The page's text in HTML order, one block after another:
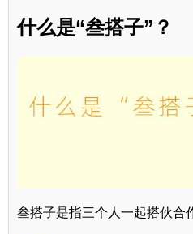
什么是“叁搭子”？
叁搭子是指三个人一起搭伙合